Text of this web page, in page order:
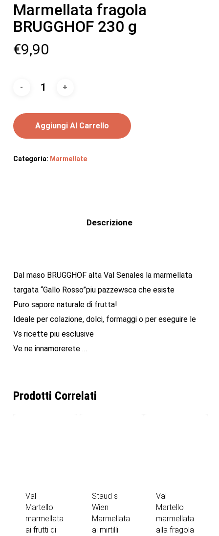
Marmellata fragola
BRUGGHOF 230 g
€9,90
Aggiungi Al Carrello
Categoria: Marmellate
Descrizione
Dal maso BRUGGHOF alta Val Senales la marmellata
targata “Gallo Rosso”piu pazzewsca che esiste
Puro sapore naturale di frutta!
Ideale per colazione, dolci, formaggi o per eseguire le
Vs ricette piu esclusive
Ve ne innamorerete …
Prodotti Correlati
Val
Martello
marmellata
ai frutti di
Staud s
Wien
Marmellata
ai mirtilli
Val
Martello
marmellata
alla fragola